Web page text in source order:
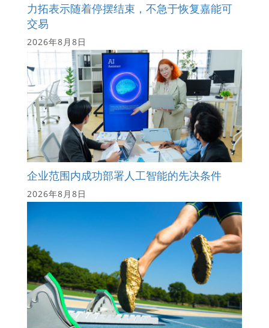
力拓表示随着停摆结束，不急于恢复嘉能可
交易
2026年8月8日
企业范围内成功部署人工智能的先决条件
2026年8月8日